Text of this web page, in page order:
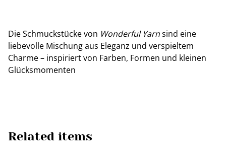
Die Schmuckstücke von Wonderful Yarnsind eine
liebevolle Mischung aus Eleganz und verspieltem
Charme – inspiriert von Farben, Formen und kleinen
Glücksmomenten
Related items